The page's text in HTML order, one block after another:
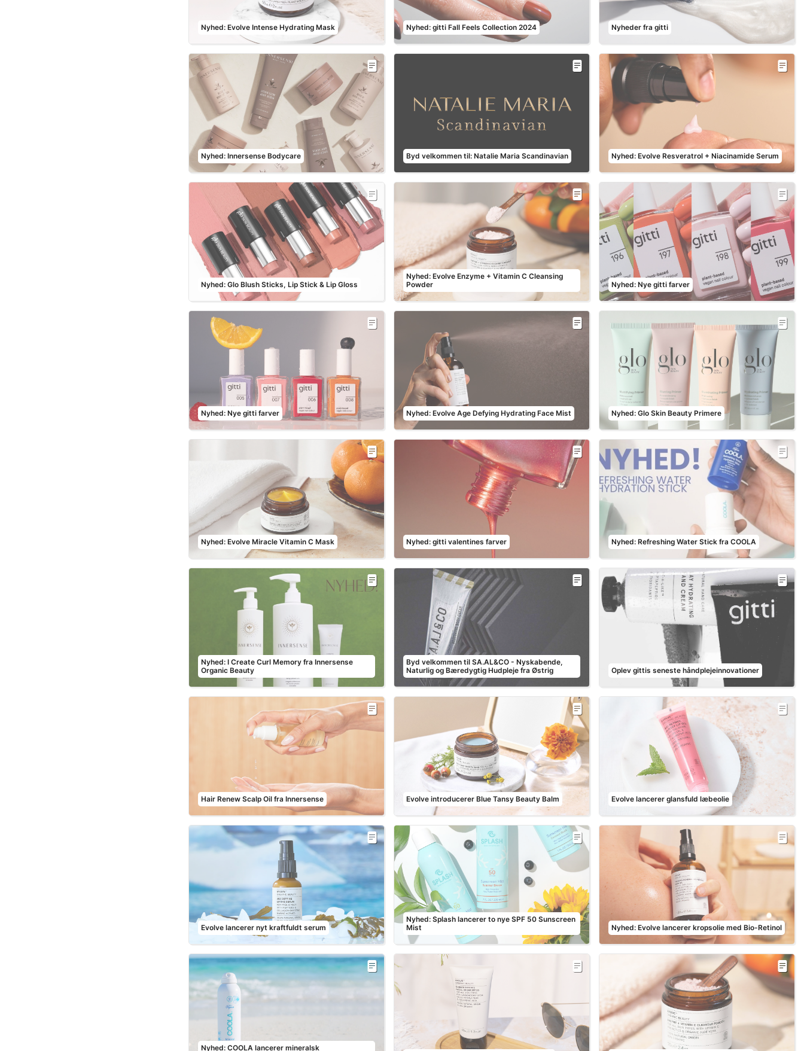
Nyhed: Evolve Intense Hydrating Mask Nyhed: gitti Fall Feels Collection 2024 Nyheder fra gitti
Nyhed: Innersense Bodycare Byd velkommen til: Natalie Maria Scandinavian Nyhed: Evolve Resveratrol + Niacinamide Serum
Nyhed: Glo Blush Sticks, Lip Stick & Lip Gloss
Nyhed: Evolve Enzyme + Vitamin C Cleansing
Powder
Nyhed: Nye gitti farver
Nyhed: Nye gitti farver Nyhed: Evolve Age Defying Hydrating Face Mist Nyhed: Glo Skin Beauty Primere
Nyhed: Evolve Miracle Vitamin C Mask Nyhed: gitti valentines farver Nyhed: Refreshing Water Stick fra COOLA
Nyhed: I Create Curl Memory fra Innersense
Organic Beauty
Byd velkommen til SA.AL&CO - Nyskabende,
Naturlig og Bæredygtig Hudpleje fra Østrig
Oplev gittis seneste håndplejeinnovationer
Hair Renew Scalp Oil fra Innersense Evolve introducerer Blue Tansy Beauty Balm Evolve lancerer glansfuld læbeolie
Evolve lancerer nyt kraftfuldt serum
Nyhed: Splash lancerer to nye SPF 50 Sunscreen
Mist
Nyhed: Evolve lancerer kropsolie med Bio-Retinol
Nyhed: COOLA lancerer mineralsk